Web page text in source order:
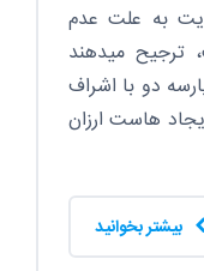
به علت عدم
ترجیح میدهند
دو با اشراف
هاست ارزان